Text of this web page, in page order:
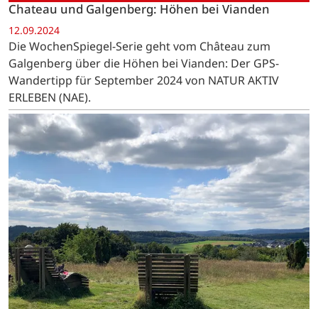
Chateau und Galgenberg: Höhen bei Vianden
12.09.2024
Die WochenSpiegel-Serie geht vom Château zum
Galgenberg über die Höhen bei Vianden: Der GPS-
Wandertipp für September 2024 von NATUR AKTIV
ERLEBEN (NAE).